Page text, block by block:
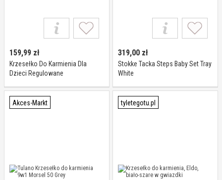
159,99 zł
Krzesełko Do Karmienia Dla
Dzieci Regulowane
319,00 zł
Stokke Tacka Steps Baby Set Tray
White
Akces-Markt tyletegotu.pl